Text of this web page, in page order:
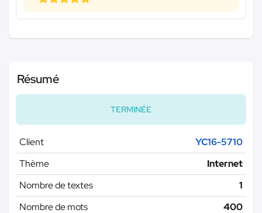
Résumé
TERMINÉE
Client
YC16-5710
Thème
Internet
Nombre de textes
1
Nombre de mots
400